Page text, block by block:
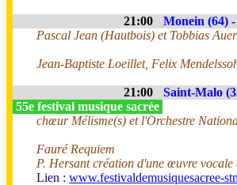
21:00 Monein (64) -
Pascal Jean (Hautbois) et Tobbias
Jean-Baptiste Loeillet, Felix
21:00 Saint-Malo
55e festival musique sacrée
chœur Mélisme(s) et l'Orchestre
Fauré Requiem
P. Hersant création d'une œuvre
Lien : www.festivaldemusiquesacree-